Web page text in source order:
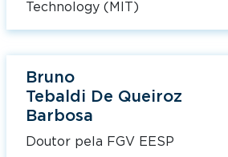
Technology (MIT)
Bruno
Tebaldi De Queiroz
Barbosa
Doutor pela FGV EESP